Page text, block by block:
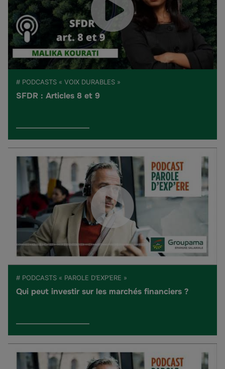
# PODCASTS « VOIX DURABLES »
SFDR : Articles 8 et 9
# PODCASTS « PAROLE D’EXP’ERE »
Qui peut investir sur les marchés financiers ?